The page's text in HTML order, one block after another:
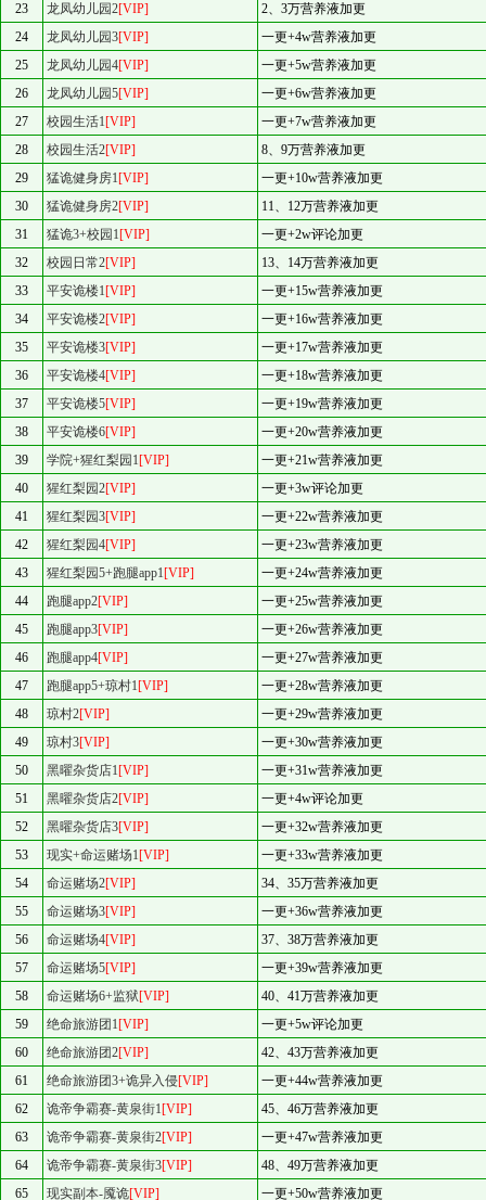
23
龙凤幼儿园2[VIP]
2、3万营养液加更
24
龙凤幼儿园3[VIP]
一更+4w营养液加更
25
龙凤幼儿园4[VIP]
一更+5w营养液加更
26
龙凤幼儿园5[VIP]
一更+6w营养液加更
27
校园生活1[VIP]
一更+7w营养液加更
28
校园生活2[VIP]
8、9万营养液加更
29
猛诡健身房1[VIP]
一更+10w营养液加更
30
猛诡健身房2[VIP]
11、12万营养液加更
31
猛诡3+校园1[VIP]
一更+2w评论加更
32
校园日常2[VIP]
13、14万营养液加更
33
平安诡楼1[VIP]
一更+15w营养液加更
34
平安诡楼2[VIP]
一更+16w营养液加更
35
平安诡楼3[VIP]
一更+17w营养液加更
36
平安诡楼4[VIP]
一更+18w营养液加更
37
平安诡楼5[VIP]
一更+19w营养液加更
38
平安诡楼6[VIP]
一更+20w营养液加更
39
学院+猩红梨园1[VIP]
一更+21w营养液加更
40
猩红梨园2[VIP]
一更+3w评论加更
41
猩红梨园3[VIP]
一更+22w营养液加更
42
猩红梨园4[VIP]
一更+23w营养液加更
43
猩红梨园5+跑腿app1[VIP]
一更+24w营养液加更
44
跑腿app2[VIP]
一更+25w营养液加更
45
跑腿app3[VIP]
一更+26w营养液加更
46
跑腿app4[VIP]
一更+27w营养液加更
47
跑腿app5+琼村1[VIP]
一更+28w营养液加更
48
琼村2[VIP]
一更+29w营养液加更
49
琼村3[VIP]
一更+30w营养液加更
50
黑曜杂货店1[VIP]
一更+31w营养液加更
51
黑曜杂货店2[VIP]
一更+4w评论加更
52
黑曜杂货店3[VIP]
一更+32w营养液加更
53
现实+命运赌场1[VIP]
一更+33w营养液加更
54
命运赌场2[VIP]
34、35万营养液加更
55
命运赌场3[VIP]
一更+36w营养液加更
56
命运赌场4[VIP]
37、38万营养液加更
57
命运赌场5[VIP]
一更+39w营养液加更
58
命运赌场6+监狱[VIP]
40、41万营养液加更
59
绝命旅游团1[VIP]
一更+5w评论加更
60
绝命旅游团2[VIP]
42、43万营养液加更
61
绝命旅游团3+诡异入侵[VIP]
一更+44w营养液加更
62
诡帝争霸赛-黄泉街1[VIP]
45、46万营养液加更
63
诡帝争霸赛-黄泉街2[VIP]
一更+47w营养液加更
64
诡帝争霸赛-黄泉街3[VIP]
48、49万营养液加更
65
现实副本-魇诡[VIP] 一更+50w营养液加更